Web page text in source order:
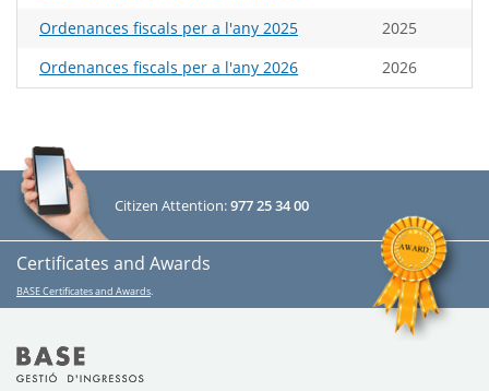
Ordenances fiscals per a l'any 2025
2025
Ordenances fiscals per a l'any 2026
2026
Citizen Attention:977 25 34 00
Certificates and Awards
BASE Certificates and Awards